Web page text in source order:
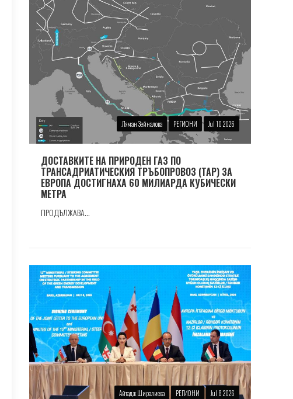
Ляман Зейналова РЕГИОНИ Jul 10 2026
ДОСТАВКИТЕ НА ПРИРОДЕН ГАЗ ПО
ТРАНСАДРИАТИЧЕСКИЯ ТРЪБОПРОВОЗ (TAP) ЗА
ЕВРОПА ДОСТИГНАХА 60 МИЛИАРДА КУБИЧЕСКИ
МЕТРА
ПРОДЪЛЖАВА...
Айтадж Ширалиева РЕГИОНИ Jul 8 2026